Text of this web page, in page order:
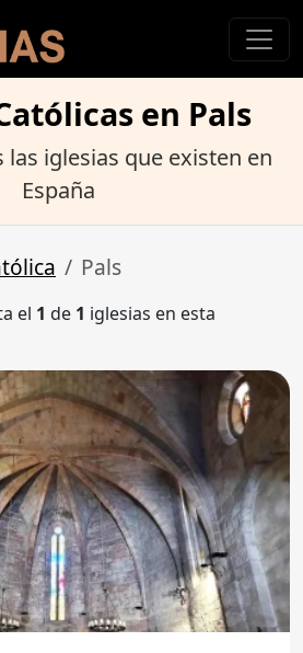
en Pals
las iglesias que existen en
España
Pals
el 1 de 1 iglesias en esta